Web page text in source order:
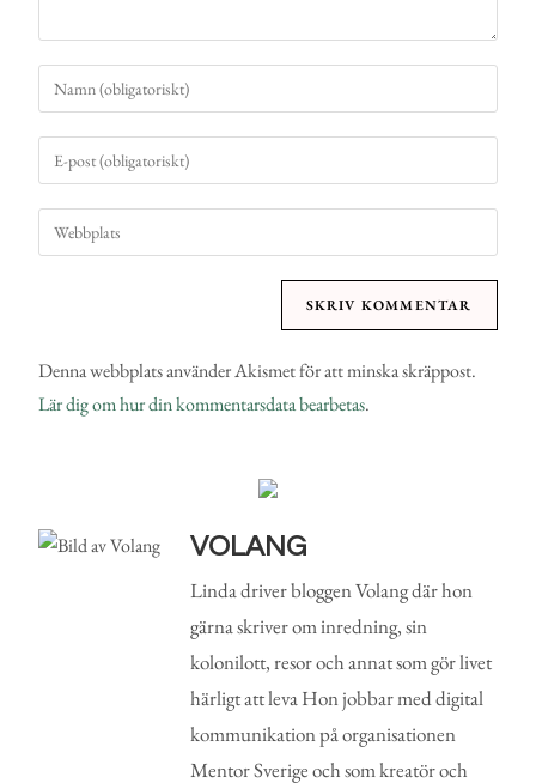
Denna webbplats använder Akismet för att minska skräppost.
Lär dig om hur din kommentarsdata bearbetas.
VOLANG
Linda driver bloggen Volang där hon
gärna skriver om inredning, sin
kolonilott, resor och annat som gör livet
härligt att leva Hon jobbar med digital
kommunikation på organisationen
Mentor Sverige och som kreatör och